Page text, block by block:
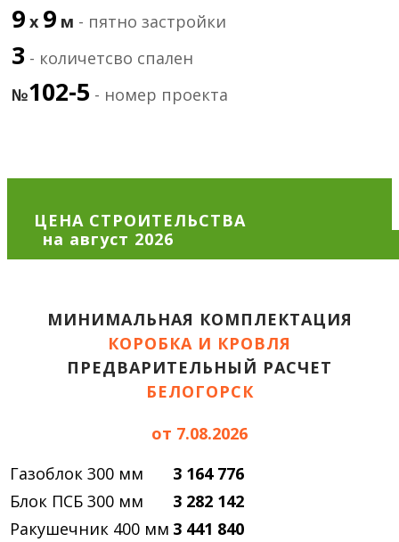
9 х 9 м - пятно застройки
3 - количетсво спален
№102-5 - номер проекта
ЦЕНА СТРОИТЕЛЬСТВА
МИНИМАЛЬНАЯ КОМПЛЕКТАЦИЯ
КОРОБКА И КРОВЛЯ
ПРЕДВАРИТЕЛЬНЫЙ РАСЧЕТ
БЕЛОГОРСК
от 7.08.2026
Газоблок 300 мм
3 164 776
Блок ПСБ 300 мм
3 282 142
Ракушечник 400 мм 3 441 840